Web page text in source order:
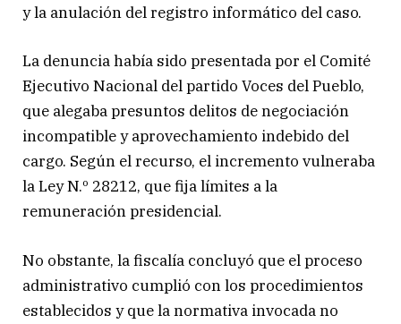
y la anulación del registro informático del caso.
La denuncia había sido presentada por el Comité
Ejecutivo Nacional del partido Voces del Pueblo,
que alegaba presuntos delitos de negociación
incompatible y aprovechamiento indebido del
cargo. Según el recurso, el incremento vulneraba
la Ley N.º 28212, que fija límites a la
remuneración presidencial.
No obstante, la fiscalía concluyó que el proceso
administrativo cumplió con los procedimientos
establecidos y que la normativa invocada no